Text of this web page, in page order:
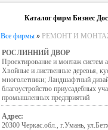
Каталог фирм Бизнес
Все фирмы » РЕМОНТ И
РОСЛИННИЙ ДВОР
Проектирование и монтаж систем
Хвойные и лиственные деревья,
многолетники; Ландшафтный
благоустройство приусадебных
промышленных предприятий
Адрес:
20300 Черкас.обл., г.Умань,